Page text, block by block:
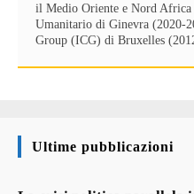
il Medio Oriente e Nord
Umanitario di Ginevra (2020-
Group (ICG) di Bruxelles
Ultime pubblicazioni